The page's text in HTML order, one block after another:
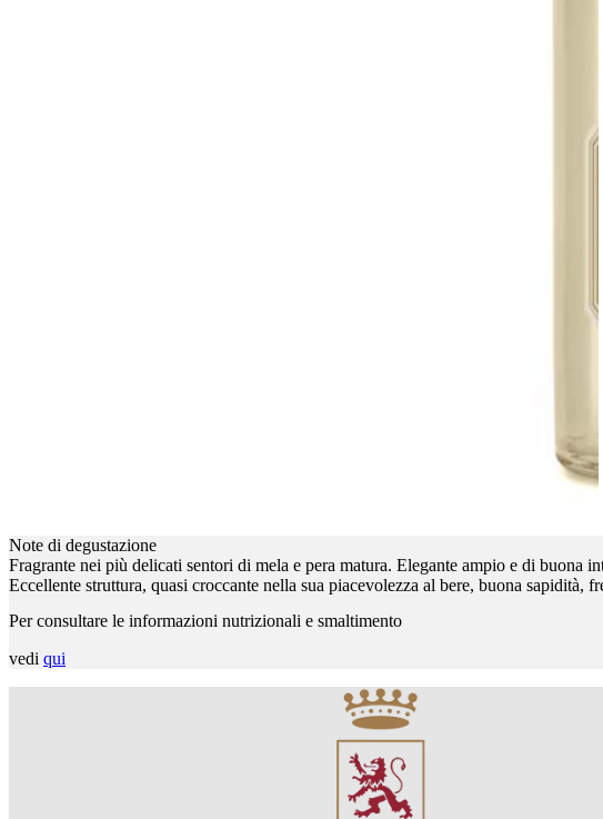
Note di degustazione
Fragrante nei più delicati sentori di mela e pera matura. Elegante ampio e di buona
Eccellente struttura, quasi croccante nella sua piacevolezza al bere, buona sapidità,
Per consultare le informazioni nutrizionali e smaltimento
vedi qui